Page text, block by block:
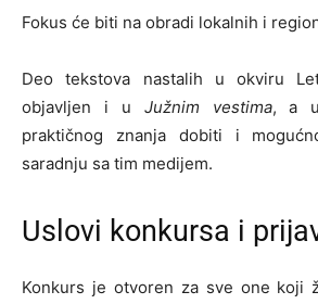
Fokus će biti na obradi lokalnih i
Deo tekstova nastalih u okviru
objavljen i u Južnim vestima, a
praktičnog znanja dobiti i
saradnju sa tim medijem.
Uslovi konkursa i
Konkurs je otvoren za sve one koji